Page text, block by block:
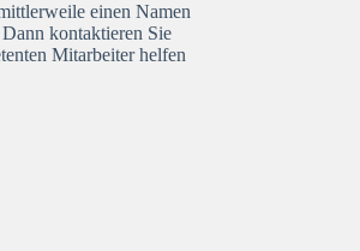
einen Namen
kontaktieren Sie
Mitarbeiter helfen